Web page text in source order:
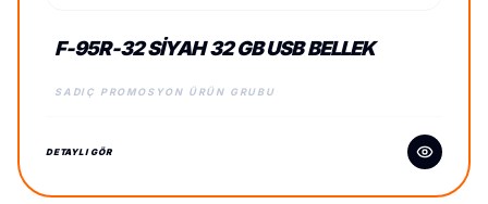
F-95R-32 SIYAH 32 GB USB BELLEK
SADIÇ PROMOSYON ÜRÜN GRUBU
DETAYLI GÖR